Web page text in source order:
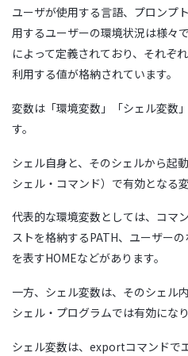
ユーザが使用する言語、プロンプ
用するユーザーの環境状況は様々
によって定義されており、それぞ
利用する値が格納されています。
変数は「環境変数」「シェル変数
す。
シェル自身と、そのシェルから起
シェル・コマンド）で有効となる
代表的な環境変数としては、コマ
ストを格納するPATH、ユーザー
を表すHOMEなどがあります。
一方、シェル変数は、そのシェル
シェル ・プログラムでは有効にな
シェル変数は、exportコマンドで